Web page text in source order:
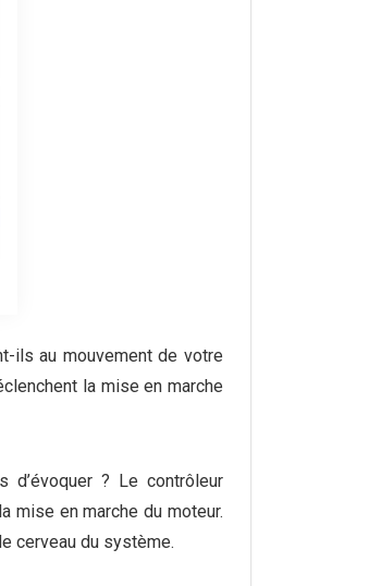
ils au mouvement de votre
la mise en marche
? Le contrôleur
mise en marche du moteur.
cerveau du système.